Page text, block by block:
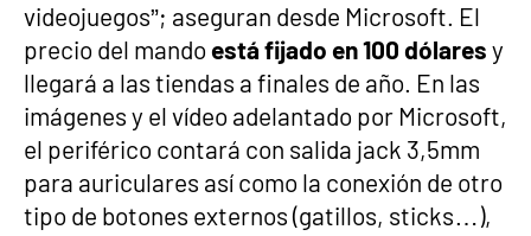
videojuegos”; aseguran desde Microsoft. El
precio del mando está fijado en 100 dólares y
llegará a las tiendas a finales de año. En las
imágenes y el vídeo adelantado por Microsoft,
el periférico contará con salida jack 3,5mm
para auriculares así como la conexión de otro
tipo de botones externos (gatillos, sticks…),